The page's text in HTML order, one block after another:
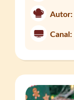
Autor:
Canal: